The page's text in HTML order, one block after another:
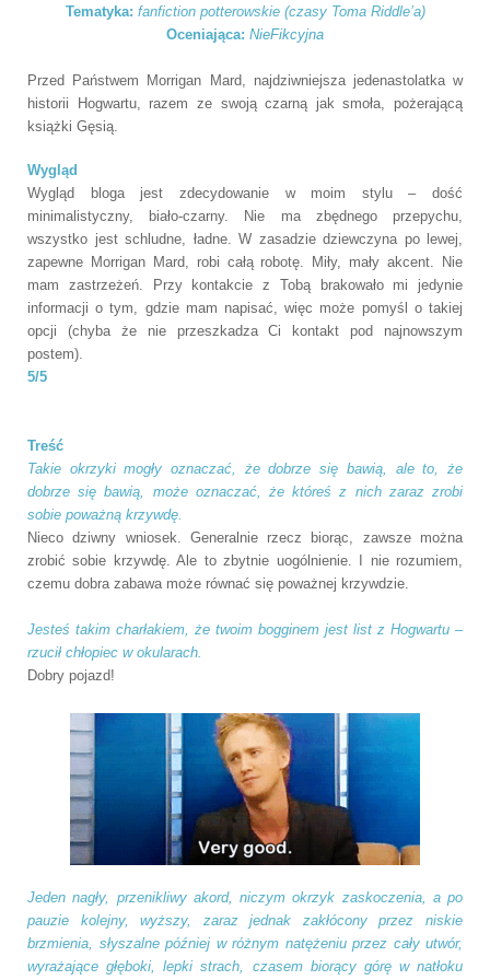
Tematyka: fanfiction potterowskie (czasy Toma Riddle’a)
Oceniająca: NieFikcyjna
Przed Państwem Morrigan Mard, najdziwniejsza jedenastolatka w
historii Hogwartu, razem ze swoją czarną jak smoła, pożerającą
książki Gęsią.
Wygląd
Wygląd bloga jest zdecydowanie w moim stylu – dość
minimalistyczny, biało-czarny. Nie ma zbędnego przepychu,
wszystko jest schludne, ładne. W zasadzie dziewczyna po lewej,
zapewne Morrigan Mard, robi całą robotę. Miły, mały akcent. Nie
mam zastrzeżeń. Przy kontakcie z Tobą brakowało mi jedynie
informacji o tym, gdzie mam napisać, więc może pomyśl o takiej
opcji (chyba że nie przeszkadza Ci kontakt pod najnowszym
postem).
5/5
Treść
Takie okrzyki mogły oznaczać, że dobrze się bawią, ale to, że
dobrze się bawią, może oznaczać, że któreś z nich zaraz zrobi
sobie poważną krzywdę.
Nieco dziwny wniosek. Generalnie rzecz biorąc, zawsze można
zrobić sobie krzywdę. Ale to zbytnie uogólnienie. I nie rozumiem,
czemu dobra zabawa może równać się poważnej krzywdzie.
Jesteś takim charłakiem, że twoim bogginem jest list z Hogwartu –
rzucił chłopiec w okularach.
Dobry pojazd!
Jeden nagły, przenikliwy akord, niczym okrzyk zaskoczenia, a po
pauzie kolejny, wyższy, zaraz jednak zakłócony przez niskie
brzmienia, słyszalne później w różnym natężeniu przez cały utwór,
wyrażające głęboki, lepki strach, czasem biorący górę w natłoku